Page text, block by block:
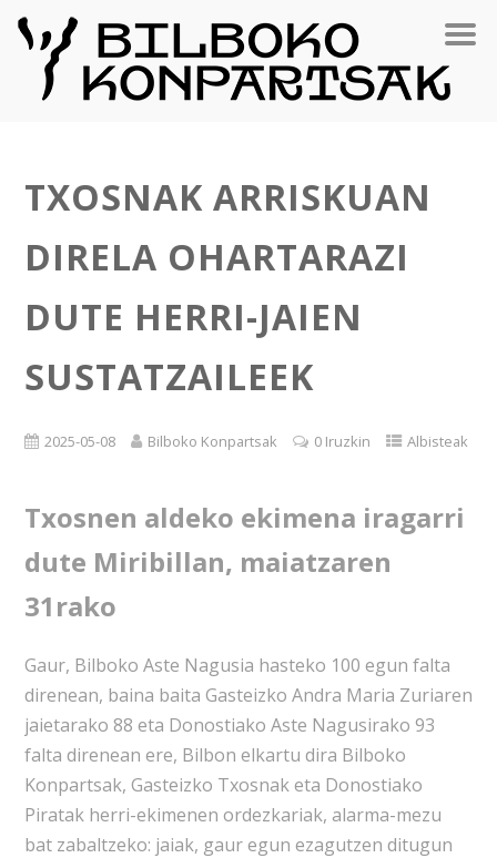
TXOSNAK ARRISKUAN
DIRELA OHARTARAZI
DUTE HERRI-JAIEN
SUSTATZAILEEK
2025-05-08 Bilboko Konpartsak 0 Iruzkin Albisteak
Txosnen aldeko ekimena iragarri
dute Miribillan, maiatzaren
31rako
Gaur, Bilboko Aste Nagusia hasteko 100 egun falta
direnean, baina baita Gasteizko Andra Maria Zuriaren
jaietarako 88 eta Donostiako Aste Nagusirako 93
falta direnean ere, Bilbon elkartu dira Bilboko
Konpartsak, Gasteizko Txosnak eta Donostiako
Piratak herri-ekimenen ordezkariak, alarma-mezu
bat zabaltzeko: jaiak, gaur egun ezagutzen ditugun